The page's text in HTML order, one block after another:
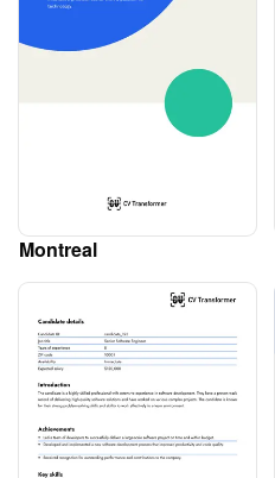
Montreal